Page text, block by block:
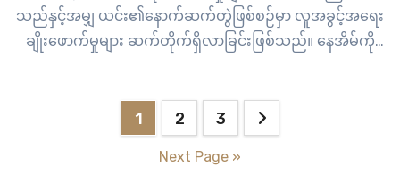
သည်နှင့်အမျှ ယင်း၏နောက်ဆက်တွဲဖြစ်စဉ်မှာ လူအခွင့်အရေး
ချိုးဖောက်မှုများ ဆက်တိုက်ရှိလာခြင်းဖြစ်သည်။ နေအိမ်ကို
သက်ဆိုင်သူများအပေါ် ဖိအားပေးအကြပ်ကိုင်မှုစသည့်ဖြစ်ရပ်တို့
မှာ စစ်အာဏာသိမ်းပြီး တစ်လအကြာ အကြမ်းဖက်ဖြိုခွင်း
သတ်ဖြတ်ခြင်းမှ အစပြုခဲ့ခြင်းလည်းဖြစ်သည်။ စစ်ကောင်စီ၏
1 2 3
Next Page »